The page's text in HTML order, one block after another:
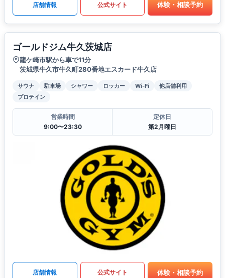
店舗情報 公式サイト 体験・相談予約
ゴールドジム牛久茨城店
龍ケ崎市駅から車で11分
茨城県牛久市牛久町280番地エスカード牛久店
サウナ 駐車場 シャワー ロッカー Wi-Fi
他店舗利用
プロテイン
営業時間
9:00〜23:30
定休日
第2月曜日
店舗情報 公式サイト 体験・相談予約